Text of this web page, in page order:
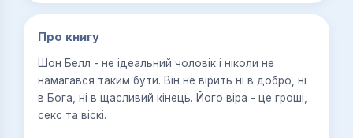
Про книгу
Шон Белл - не ідеальний чоловік і ніколи не
намагався таким бути. Він не вірить ні в добро, ні
в Бога, ні в щасливий кінець. Його віра - це гроші,
секс та віскі.